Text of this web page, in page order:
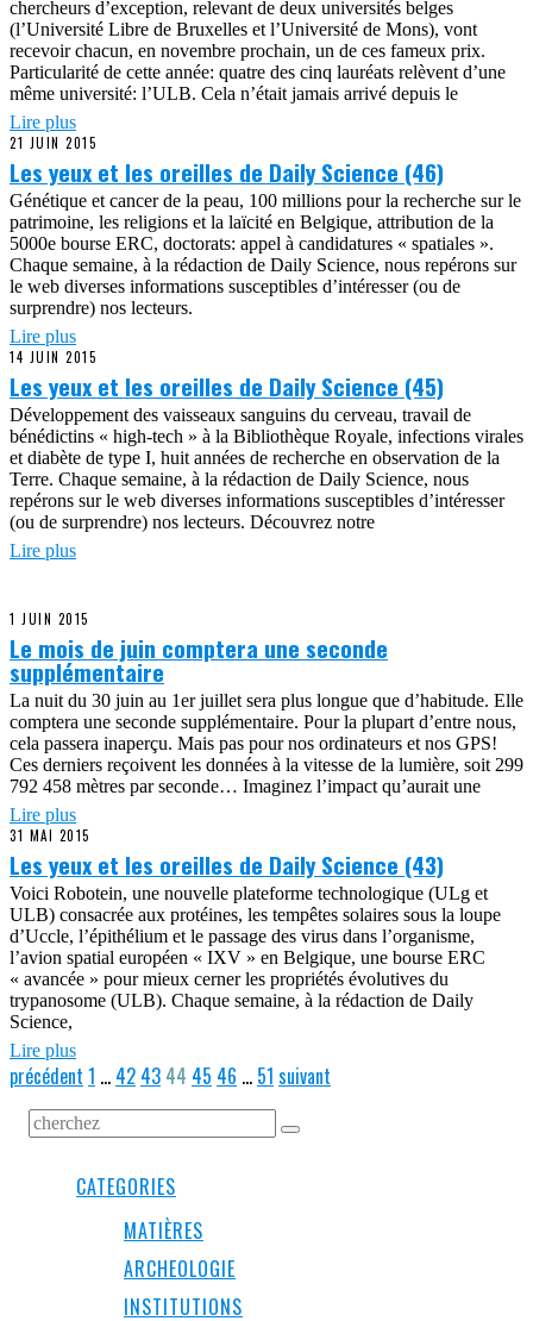
chercheurs d’exception, relevant de deux universités belges
(l’Université Libre de Bruxelles et l’Université de Mons), vont
recevoir chacun, en novembre prochain, un de ces fameux prix.
Particularité de cette année: quatre des cinq lauréats relèvent d’une
même université: l’ULB. Cela n’était jamais arrivé depuis le
Lire plus
21 JUIN 2015
Les yeux et les oreilles de Daily Science (46)
Génétique et cancer de la peau, 100 millions pour la recherche sur le
patrimoine, les religions et la laïcité en Belgique, attribution de la
5000e bourse ERC, doctorats: appel à candidatures « spatiales ».
Chaque semaine, à la rédaction de Daily Science, nous repérons sur
le web diverses informations susceptibles d’intéresser (ou de
surprendre) nos lecteurs.
Lire plus
14 JUIN 2015
Les yeux et les oreilles de Daily Science (45)
Développement des vaisseaux sanguins du cerveau, travail de
bénédictins « high-tech » à la Bibliothèque Royale, infections virales
et diabète de type I, huit années de recherche en observation de la
Terre. Chaque semaine, à la rédaction de Daily Science, nous
repérons sur le web diverses informations susceptibles d’intéresser
(ou de surprendre) nos lecteurs. Découvrez notre
Lire plus
1 JUIN 2015
Le mois de juin comptera une seconde
supplémentaire
La nuit du 30 juin au 1er juillet sera plus longue que d’habitude. Elle
comptera une seconde supplémentaire. Pour la plupart d’entre nous,
cela passera inaperçu. Mais pas pour nos ordinateurs et nos GPS!
Ces derniers reçoivent les données à la vitesse de la lumière, soit 299
792 458 mètres par seconde… Imaginez l’impact qu’aurait une
Lire plus
31 MAI 2015
Les yeux et les oreilles de Daily Science (43)
Voici Robotein, une nouvelle plateforme technologique (ULg et
ULB) consacrée aux protéines, les tempêtes solaires sous la loupe
d’Uccle, l’épithélium et le passage des virus dans l’organisme,
l’avion spatial européen « IXV » en Belgique, une bourse ERC
« avancée » pour mieux cerner les propriétés évolutives du
trypanosome (ULB). Chaque semaine, à la rédaction de Daily
Science,
Lire plus
précédent 1 … 42 43 44 45 46 … 51 suivant
CATEGORIES
MATIÈRES
ARCHEOLOGIE
INSTITUTIONS